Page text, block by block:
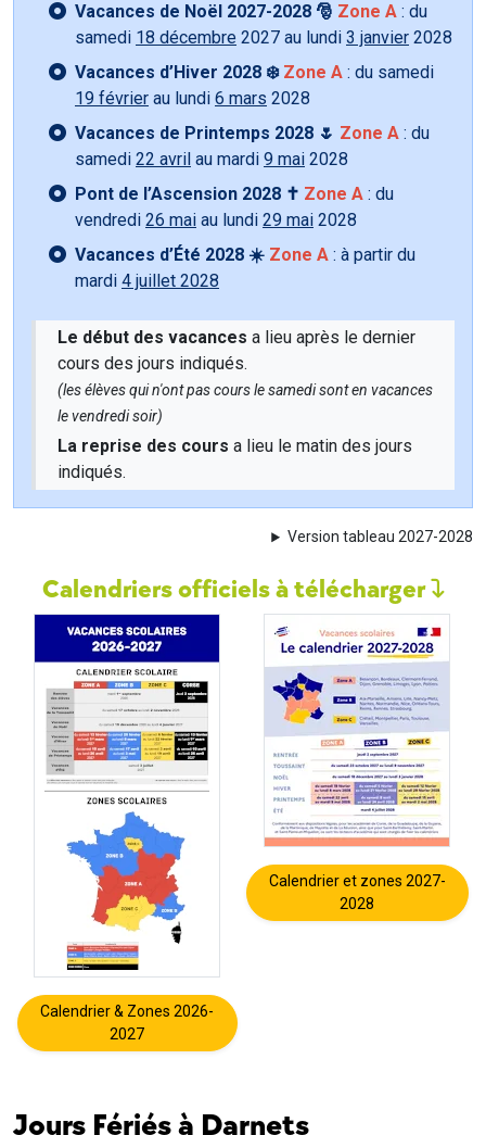
Vacances de Noël 2027-2028 🎅 Zone A : du
samedi 18 décembre 2027 au lundi 3 janvier 2028
Vacances d’Hiver 2028 ❄️ Zone A : du samedi
19 février au lundi 6 mars 2028
Vacances de Printemps 2028 🌷 Zone A : du
samedi 22 avril au mardi 9 mai 2028
Pont de l’Ascension 2028 ✝️ Zone A : du
vendredi 26 mai au lundi 29 mai 2028
Vacances d’Été 2028 ☀️ Zone A : à partir du
mardi 4 juillet 2028
Le début des vacances a lieu après le dernier
cours des jours indiqués.
(les élèves qui n'ont pas cours le samedi sont en vacances
le vendredi soir)
La reprise des cours a lieu le matin des jours
indiqués.
Version tableau 2027-2028
Calendriers officiels à télécharger
Calendrier & Zones 2026-
2027
Calendrier et zones 2027-
2028
Jours Fériés à Darnets